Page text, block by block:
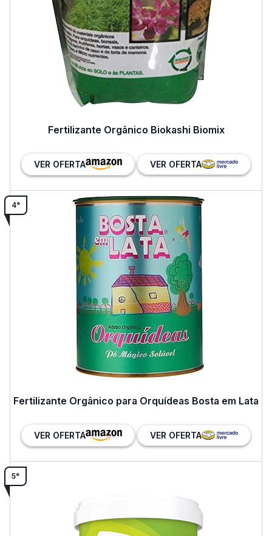
Fertilizante Orgânico Biokashi Biomix
VER OFERTA VER OFERTA
4°
Fertilizante Orgânico para Orquídeas Bosta em Lata
VER OFERTA VER OFERTA
5°